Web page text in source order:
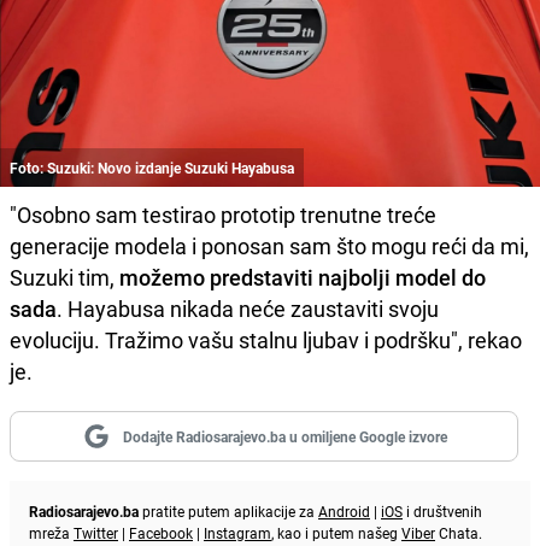
Foto: Suzuki: Novo izdanje Suzuki Hayabusa
"Osobno sam testirao prototip trenutne treće
generacije modela i ponosan sam što mogu reći da mi,
Suzuki tim, možemo predstaviti najbolji model do
sada. Hayabusa nikada neće zaustaviti svoju
evoluciju. Tražimo vašu stalnu ljubav i podršku", rekao
je.
Dodajte Radiosarajevo.ba u omiljene Google izvore
Radiosarajevo.bapratite putem aplikacije za Android | iOS i društvenih
mreža Twitter | Facebook | Instagram, kao i putem našeg ViberChata.